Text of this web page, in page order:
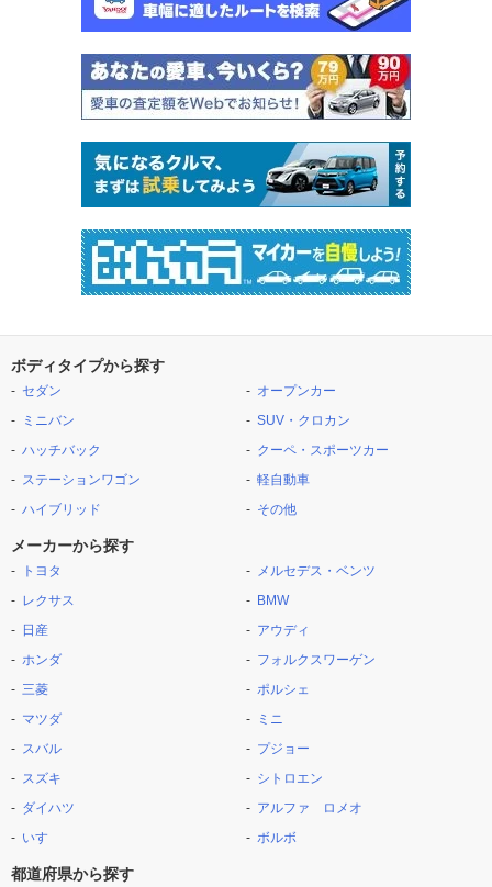
ボディタイプから探す
セダン
ミニバン
ハッチバック
ステーションワゴン
ハイブリッド
オープンカー
SUV・クロカン
クーペ・スポーツカー
軽自動車
その他
メーカーから探す
トヨタ
レクサス
日産
ホンダ
三菱
マツダ
スバル
スズキ
ダイハツ
いすゞ
メルセデス・ベンツ
BMW
アウディ
フォルクスワーゲン
ポルシェ
ミニ
プジョー
シトロエン
アルファ ロメオ
ボルボ
都道府県から探す